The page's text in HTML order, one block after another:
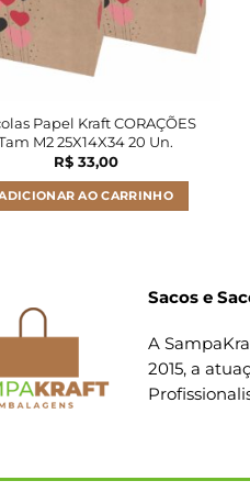
Papel Kraft CORAÇÕES
M2 25X14X34 20 Un.
R$33,00
AO CARRINHO
Sacos e
A
2015, a